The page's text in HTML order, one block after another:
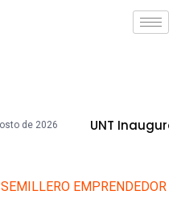
UNT Inaugura Plazas
SEMILLERO EMPRENDEDOR